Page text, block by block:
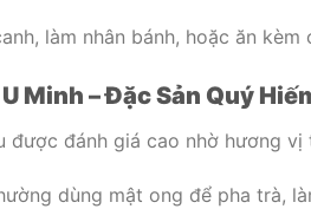
làm nhân bánh, hoặc ăn kèm
Minh – Đặc Sản Quý
được đánh giá cao nhờ hương
dùng mật ong để pha trà,